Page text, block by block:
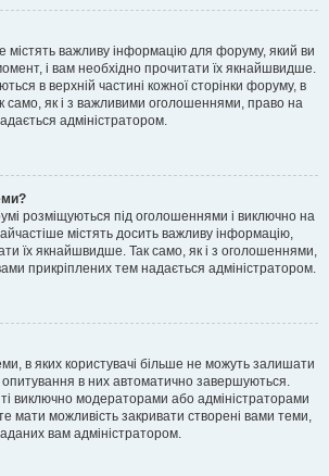
важливу інформацію для форуму, який ви
і вам необхідно прочитати їх якнайшвидше.
в верхній частині кожної сторінки форуму, в
само, як і з важливими оголошеннями, право на
адміністратором.
розміщуються під оголошеннями і виключно на
містять досить важливу інформацію,
їх якнайшвидше. Так само, як і з оголошеннями,
прикріплених тем надається адміністратором.
в яких користувачі більше не можуть залишати
опитування в них автоматично завершуються.
виключно модераторами або адміністраторами
мати можливість закривати створені вами теми,
вам адміністратором.